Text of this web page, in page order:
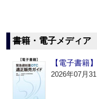
書籍・電子メディア
【電子書籍
2026年07月